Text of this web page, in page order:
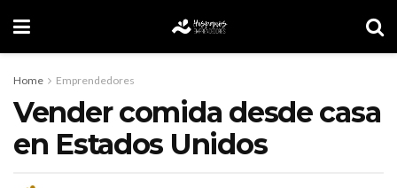
Home Emprendedores
Vender comida desde casa
en Estados Unidos